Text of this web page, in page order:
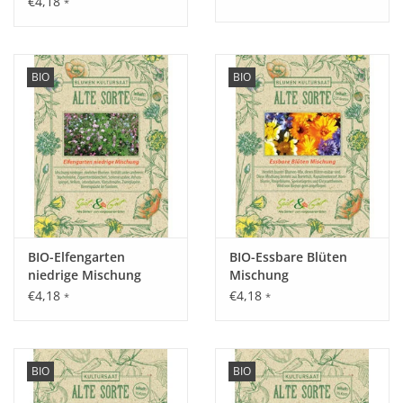
Februar - April drinnen vorziehen, im Mai auspflanzen oder
April/Juni direkt im Freiland säen.
Keimung:
Nach ca. 1 Woche bei einer optimalen Temperatur von 18°C.
Kultur:
Pflanzabstand: 50 cm zwischen den Reihen, 50 cm in der
BIO
BIO-Elfengarten
niedrige Mischung
€4,18 *
BIO
BIO-Essbare Blüten
Mischung
€4,18 *
BIO BIO